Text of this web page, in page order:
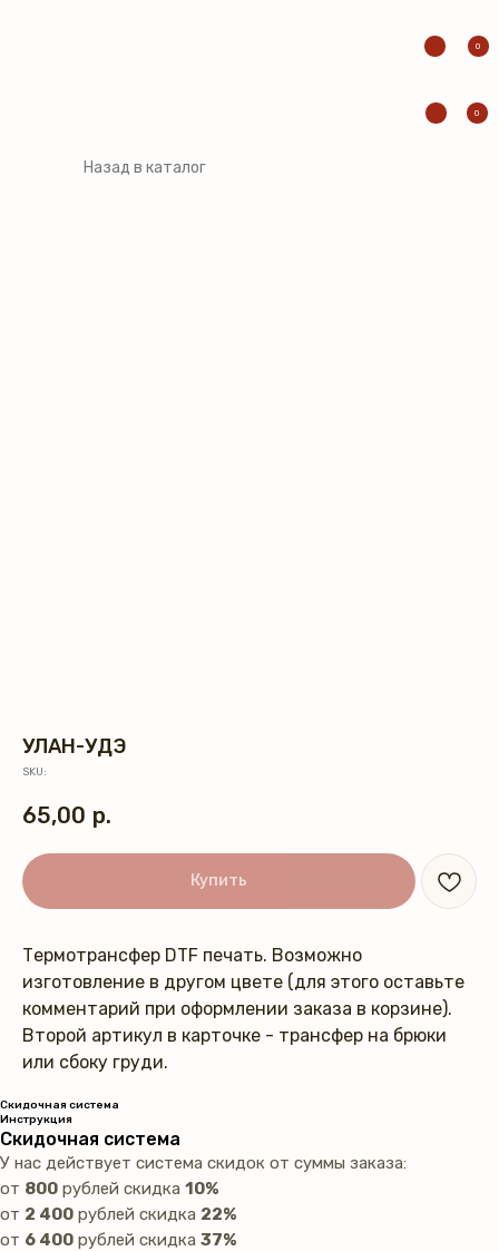
0
0
Назад в каталог
УЛАН-УДЭ
SKU:
65,00 р.
Купить
Термотрансфер DTF печать. Возможно
изготовление в другом цвете (для этого оставьте
комментарий при оформлении заказа в корзине).
Второй артикул в карточке - трансфер на брюки
или сбоку груди.
Скидочная система
Инструкция
Скидочная система
У нас действует система скидок от суммы заказа:
от 800 рублей скидка 10%
от 2 400 рублей скидка 22%
от 6 400 рублей скидка 37%